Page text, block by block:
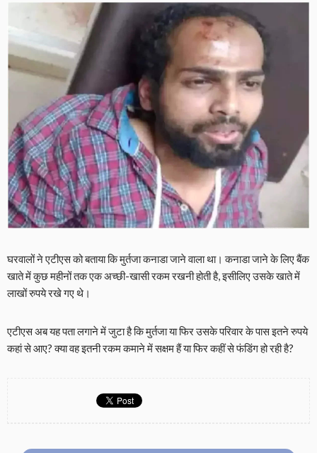
घरवालों ने एटीएस को बताया कि मुर्तजा कनाडा जाने वाला था। कनाडा जाने के लिए बैंक
खाते में कुछ महीनों तक एक अच्छी-खासी रकम रखनी होती है, इसीलिए उसके खाते में
लाखों रुपये रखे गए थे।
एटीएस अब यह पता लगाने में जुटा है कि मुर्तजा या फिर उसके परिवार के पास इतने रुपये
कहां से आए? क्या वह इतनी रकम कमाने में सक्षम हैं या फिर कहीं से फंडिंग हो रही है?